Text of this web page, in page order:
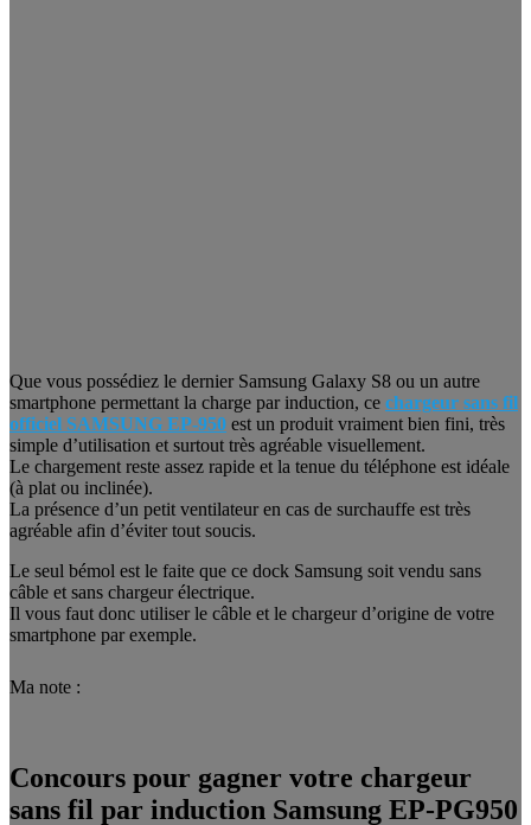
Que vous possédiez le dernier Samsung Galaxy S8 ou un autre
smartphone permettant la charge par induction, ce chargeur sans fil
officiel SAMSUNG EP-950 est un produit vraiment bien fini, très
simple d’utilisation et surtout très agréable visuellement.
Le chargement reste assez rapide et la tenue du téléphone est idéale
(à plat ou inclinée).
La présence d’un petit ventilateur en cas de surchauffe est très
agréable afin d’éviter tout soucis.
Le seul bémol est le faite que ce dock Samsung soit vendu sans
câble et sans chargeur électrique.
Il vous faut donc utiliser le câble et le chargeur d’origine de votre
smartphone par exemple.
Ma note :
Concours pour gagner votre chargeur
sans fil par induction Samsung EP-PG950